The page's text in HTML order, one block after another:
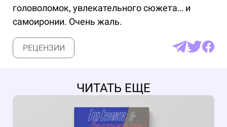
головоломок, увлекательного сюжета… и
самоиронии. Очень жаль.
РЕЦЕНЗИИ
ЧИТАТЬ ЕЩЕ